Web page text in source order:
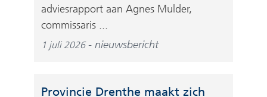
adviesrapport aan Agnes Mulder,
commissaris ...
1 juli 2026 nieuwsbericht
Provincie Drenthe maakt zich